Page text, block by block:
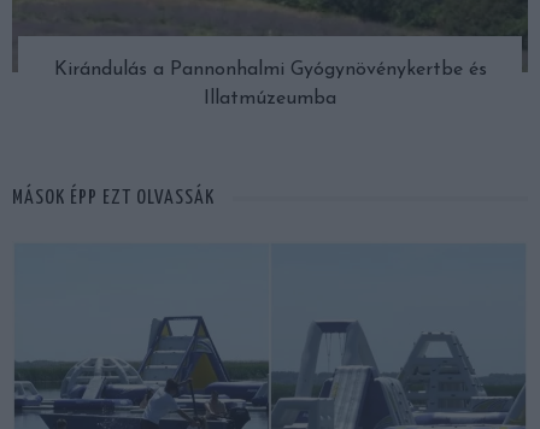
Kirándulás a Pannonhalmi Gyógynövénykertbe és
Illatmúzeumba
MÁSOK ÉPP EZT OLVASSÁK